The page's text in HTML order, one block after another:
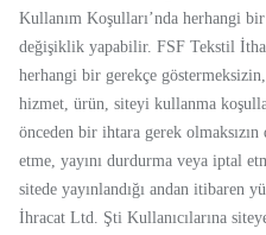
Kullanım Koşulları’nda herhangi
değişiklik yapabilir. FSF Tekstil
herhangi bir gerekçe
hizmet, ürün, siteyi kullanma
önceden bir ihtara gerek
etme, yayını durdurma veya iptal
sitede yayınlandığı andan itibaren
İhracat Ltd. Şti Kullanıcılarına